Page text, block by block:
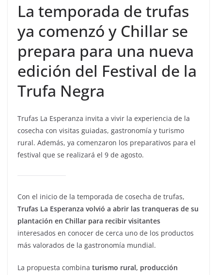
La temporada de trufas
ya comenzó y Chillar se
prepara para una nueva
edición del Festival de la
Trufa Negra
Trufas La Esperanza invita a vivir la experiencia de la
cosecha con visitas guiadas, gastronomía y turismo
rural. Además, ya comenzaron los preparativos para el
festival que se realizará el 9 de agosto.
Con el inicio de la temporada de cosecha de trufas,
Trufas La Esperanza volvió a abrir las tranqueras de su
plantación en Chillar para recibir visitantes
interesados en conocer de cerca uno de los productos
más valorados de la gastronomía mundial.
La propuesta combina turismo rural, producción